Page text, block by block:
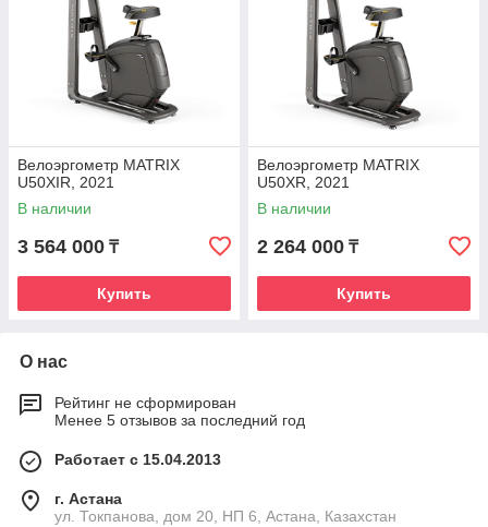
Велоэргометр MATRIX
U50XIR, 2021
В наличии
3 564 000 ₸
Купить
Велоэргометр MATRIX
U50XR, 2021
В наличии
2 264 000 ₸
Купить
О нас
Рейтинг не сформирован
Менее 5 отзывов за последний год
Работает с 15.04.2013
г. Астана
ул. Токпанова, дом 20, НП 6, Астана, Казахстан